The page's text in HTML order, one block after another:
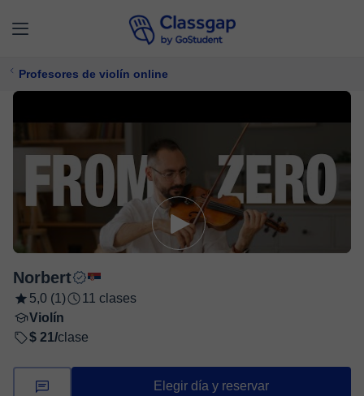
Profesores de violín online
Norbert
5,0 (1)
11 clases
Violín
$ 21/clase
Elegir día y reservar